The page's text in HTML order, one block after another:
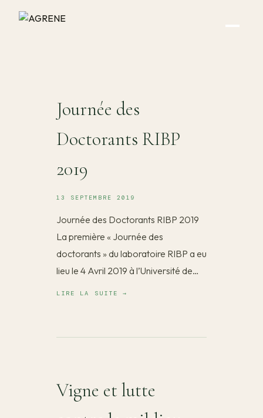
Journée des
Doctorants RIBP
2019
13 SEPTEMBRE 2019
Journée des Doctorants RIBP 2019
La première « Journée des
doctorants » du laboratoire RIBP a eu
lieu le 4 Avril 2019 à l’Université de…
LIRE LA SUITE →
Vigne et lutte